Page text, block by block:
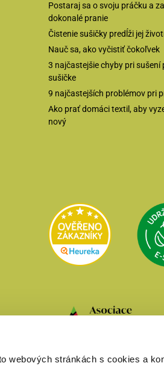
webových stránkách s cookies a
Postaraj sa o svoju práčku a
dokonalé pranie
Čistenie sušičky predĺži jej
Nauč sa, ako vyčistiť čokoľvek
3 najčastejšie chyby pri sušení
sušičke
9 najčastejších problémov pri
Ako prať domáci textil, aby
nový
Přejít na